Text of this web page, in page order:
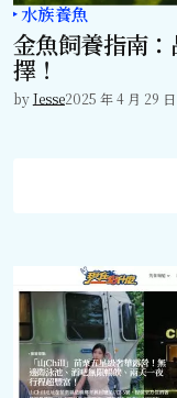
水族養魚
金魚飼養指南
擇！
byJesse2025 年 4 月 29 日